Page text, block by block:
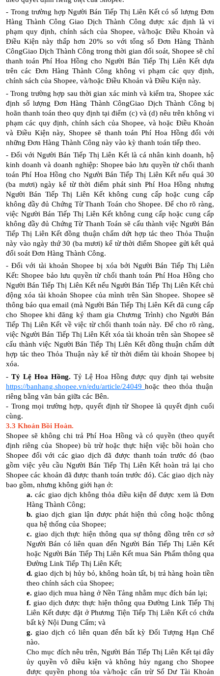
- Trong trường hợp Người Bán Tiếp Thị Liên Kết có số lượng Đơn
Hàng Thành Công Giao Dịch Thành Công được xác định là vi
phạm quy định, chính sách của Shopee, và/hoặc Điều Khoản và
Điều Kiện này thấp hơn 20% so với tổng số Đơn Hàng Thành
CôngGiao Dịch Thành Công trong thời gian đối soát, Shopee sẽ chỉ
thanh toán Phí Hoa Hồng cho Người Bán Tiếp Thị Liên Kết dựa
trên các Đơn Hàng Thành Công không vi phạm các quy định,
chính sách của Shopee, và/hoặc Điều Khoản và Điều Kiện này.
- Trong trường hợp sau thời gian xác minh và kiểm tra, Shopee xác
định số lượng Đơn Hàng Thành CôngGiao Dịch Thành Công bị
hoãn thanh toán theo quy định tại điểm (c) và (d) nêu trên không vi
phạm các quy định, chính sách của Shopee, và hoặc Điều Khoản
và Điều Kiện này, Shopee sẽ thanh toán Phí Hoa Hồng đối với
những Đơn Hàng Thành Công này vào kỳ thanh toán tiếp theo.
- Đối với Người Bán Tiếp Thị Liên Kết là cá nhân kinh doanh, hộ
kinh doanh và doanh nghiệp: Shopee bảo lưu quyền từ chối thanh
toán Phí Hoa Hồng cho Người Bán Tiếp Thị Liên Kết nếu quá 30
(ba mươi) ngày kể từ thời điểm phát sinh Phí Hoa Hồng nhưng
Người Bán Tiếp Thị Liên Kết không cung cấp hoặc cung cấp
không đầy đủ Chứng Từ Thanh Toán cho Shopee. Để cho rõ ràng,
việc Người Bán Tiếp Thị Liên Kết không cung cấp hoặc cung cấp
không đầy đủ Chứng Từ Thanh Toán sẽ cấu thành việc Người Bán
Tiếp Thị Liên Kết đồng thuận chấm dứt hợp tác theo Thỏa Thuận
này vào ngày thứ 30 (ba mươi) kể từ thời điểm Shopee gửi kết quả
đối soát Đơn Hàng Thành Công.
- Đối với tài khoản Shopee bị xóa bởi Người Bán Tiếp Thị Liên
Kết: Shopee bảo lưu quyền từ chối thanh toán Phí Hoa Hồng cho
Người Bán Tiếp Thị Liên Kết nếu Người Bán Tiếp Thị Liên Kết chủ
động xóa tài khoản Shopee của mình trên Sàn Shopee. Shopee sẽ
thông báo qua email (mà Người Bán Tiếp Thị Liên Kết đã cung cấp
cho Shopee khi đăng ký tham gia Chương Trình) cho Người Bán
Tiếp Thị Liên Kết về việc từ chối thanh toán này. Để cho rõ ràng,
việc Người Bán Tiếp Thị Liên Kết xóa tài khoản trên sàn Shopee sẽ
cấu thành việc Người Bán Tiếp Thị Liên Kết đồng thuận chấm dứt
hợp tác theo Thỏa Thuận này kể từ thời điểm tài khoản Shopee bị
xóa.
- Tỷ Lệ Hoa Hồng. Tỷ Lệ Hoa Hồng được quy định tại website
https://banhang.shopee.vn/edu/article/24049 hoặc theo thỏa thuận
riêng bằng văn bản giữa các Bên.
- Trong mọi trường hợp, quyết định từ Shopee là quyết định cuối
cùng.
3.3 Khoản Bồi Hoàn.
Shopee sẽ không chi trả Phí Hoa Hồng và có quyền (theo quyết
định riêng của Shopee) bù trừ hoặc thực hiện việc bồi hoàn cho
Shopee đối với các giao dịch đã được thanh toán trước đó (bao
gồm việc yêu cầu Người Bán Tiếp Thị Liên Kết hoàn trả lại cho
Shopee các khoản đã được thanh toán trước đó). Các giao dịch này
bao gồm, nhưng không giới hạn ở:
a. các giao dịch không thỏa điều kiện để được xem là Đơn
Hàng Thành Công;
b. giao dịch gian lận được phát hiện thủ công hoặc thông
qua hệ thống của Shopee;
c. giao dịch thực hiện thông qua sự thông đồng trên cơ sở
Người Bán có liên quan đến Người Bán Tiếp Thị Liên Kết
hoặc Người Bán Tiếp Thị Liên Kết mua Sản Phẩm thông qua
Đường Link Tiếp Thị Liên Kết;
d. giao dịch bị hủy bỏ, không hoàn tất, bị trả hàng hoàn tiền
theo chính sách của Shopee;
e. giao dịch mua hàng ở Nền Tảng nhằm mục đích bán lại;
f. giao dịch được thực hiện thông qua Đường Link Tiếp Thị
Liên Kết được đặt ở Phương Tiện Tiếp Thị Liên Kết có chứa
bất kỳ Nội Dung Cấm; và
g. giao dịch có liên quan đến bất kỳ Đối Tượng Hạn Chế
nào.
Cho mục đích nêu trên, Người Bán Tiếp Thị Liên Kết tại đây
ủy quyền vô điều kiện và không hủy ngang cho Shopee
được quyền phong tỏa và/hoặc cấn trừ Số Dư Tài Khoản